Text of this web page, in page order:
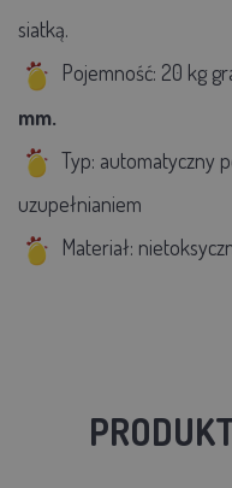
siatką.
Pojemność: 20 kg
mm.
Typ: automatyczny
uzupełnianiem
Materiał: